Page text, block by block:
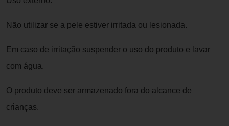
Não utilizar se a pele estiver irritada ou lesionada.
Em caso de irritação suspender o uso do produto e lavar
com água.
O produto deve ser armazenado fora do alcance de
crianças.